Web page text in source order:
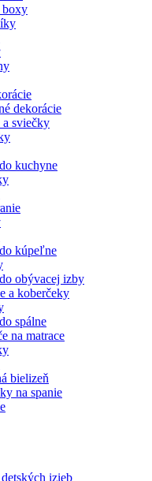
boxy
dekorácie
sviečky
kuchyne
kúpeľne
obývacej izby
a koberčeky
spálne
na matrace
bielizeň
na spanie
izieb